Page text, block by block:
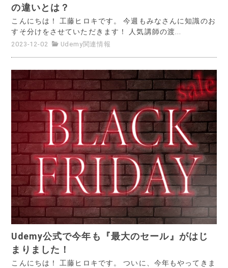
の違いとは？
こんにちは！ 工藤ヒロキです。 今週もみなさんに知識のお
すそ分けをさせていただきます！ 人気講師の渡...
2023-12-02 Udemy関連情報
Udemy公式で今年も『最大のセール』がはじ
まりました！
こんにちは！ 工藤ヒロキです。 ついに、今年もやってきま